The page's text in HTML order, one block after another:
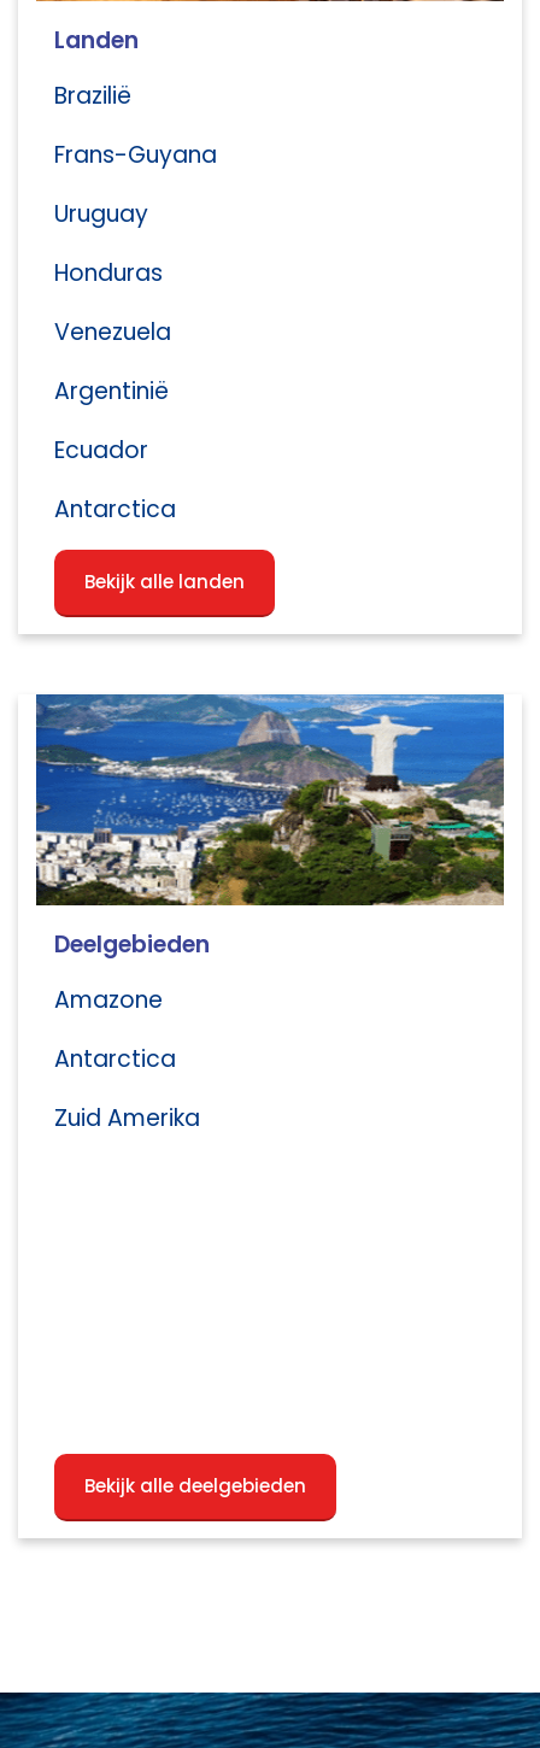
Landen
Brazilië
Frans-Guyana
Uruguay
Honduras
Venezuela
Argentinië
Ecuador
Antarctica
Bekijk alle landen
Deelgebieden
Amazone
Antarctica
Zuid Amerika
Bekijk alle deelgebieden